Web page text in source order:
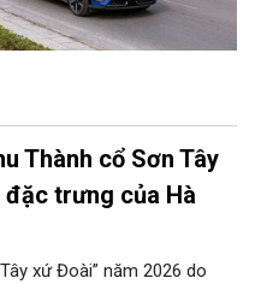
Thành cổ Sơn Tây
đặc trưng của Hà
xứ Đoài” năm 2026 do